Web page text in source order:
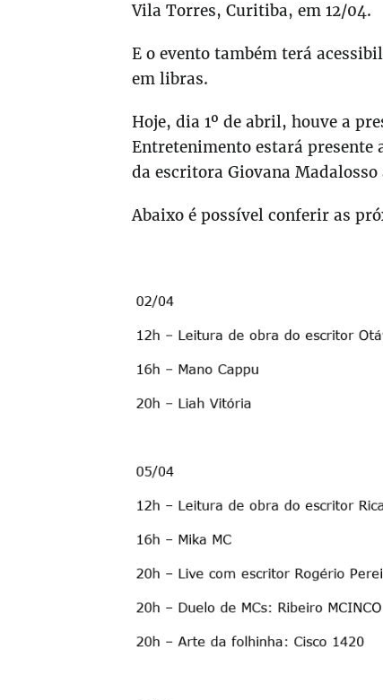
Vila Torres, Curitiba, em 12/04.
E o evento também terá
em libras.
Hoje, dia 1º de abril, houve a
Entretenimento estará presente
da escritora Giovana Madalosso
Abaixo é possível conferir as